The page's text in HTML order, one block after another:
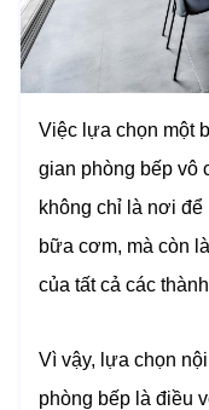
Việc lựa chọn một
gian phòng bếp vô
không chỉ là nơi
bữa cơm, mà còn
của tất cả các
Vì vậy, lựa chọn
phòng bếp là điều